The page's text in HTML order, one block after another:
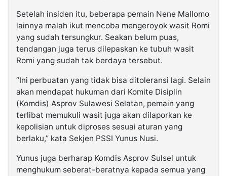
Setelah insiden itu, beberapa pemain Nene Mallomo
lainnya malah ikut mencoba mengeroyok wasit Romi
yang sudah tersungkur. Seakan belum puas,
tendangan juga terus dilepaskan ke tubuh wasit
Romi yang sudah tak berdaya tersebut.
‘’Ini perbuatan yang tidak bisa ditoleransi lagi. Selain
akan mendapat hukuman dari Komite Disiplin
(Komdis) Asprov Sulawesi Selatan, pemain yang
terlibat memukuli wasit juga akan dilaporkan ke
kepolisian untuk diproses sesuai aturan yang
berlaku,’’ kata Sekjen PSSI Yunus Nusi.
Yunus juga berharap Komdis Asprov Sulsel untuk
menghukum seberat-beratnya kepada semua yang